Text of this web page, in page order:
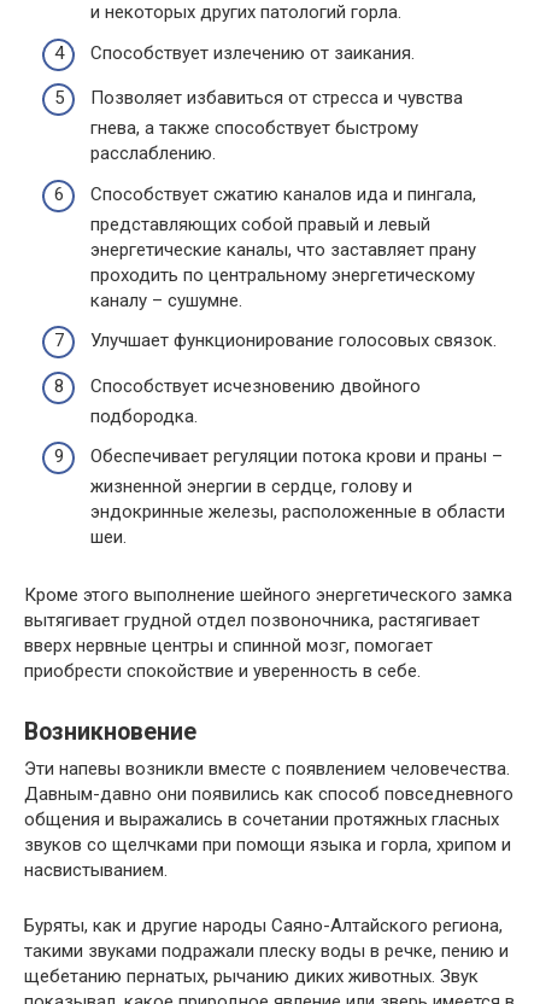
и некоторых других патологий горла.
Способствует излечению от заикания.
Позволяет избавиться от стресса и чувства
гнева, а также способствует быстрому
расслаблению.
Способствует сжатию каналов ида и пингала,
представляющих собой правый и левый
энергетические каналы, что заставляет прану
проходить по центральному энергетическому
каналу – сушумне.
Улучшает функционирование голосовых связок.
Способствует исчезновению двойного
подбородка.
Обеспечивает регуляции потока крови и праны –
жизненной энергии в сердце, голову и
эндокринные железы, расположенные в области
шеи.
Кроме этого выполнение шейного энергетического замка
вытягивает грудной отдел позвоночника, растягивает
вверх нервные центры и спинной мозг, помогает
приобрести спокойствие и уверенность в себе.
Возникновение
Эти напевы возникли вместе с появлением человечества.
Давным-давно они появились как способ повседневного
общения и выражались в сочетании протяжных гласных
звуков со щелчками при помощи языка и горла, хрипом и
насвистыванием.
Буряты, как и другие народы Саяно-Алтайского региона,
такими звуками подражали плеску воды в речке, пению и
щебетанию пернатых, рычанию диких животных. Звук